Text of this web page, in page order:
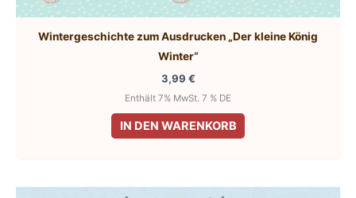
Wintergeschichte zum Ausdrucken „Der kleine König
Winter“
3,99 €
Enthält 7% MwSt. 7 % DE
IN DEN WARENKORB